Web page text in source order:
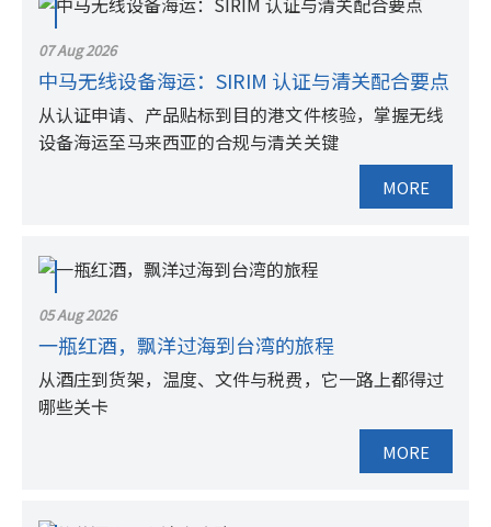
07 Aug 2026
中马无线设备海运：SIRIM 认证与清关配合要点
从认证申请、产品贴标到目的港文件核验，掌握无线
设备海运至马来西亚的合规与清关关键
MORE
05 Aug 2026
一瓶红酒，飘洋过海到台湾的旅程
从酒庄到货架，温度、文件与税费，它一路上都得过
哪些关卡
MORE